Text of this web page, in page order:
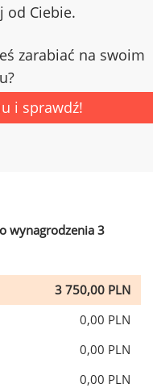
od Ciebie.
zarabiać na swoim
i sprawdź!
wynagrodzenia 3
3 750,00 PLN
0,00 PLN
0,00 PLN
0,00 PLN